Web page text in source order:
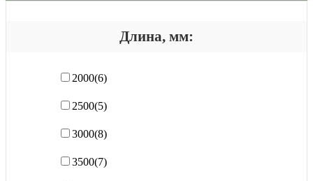
Длина, мм:
2000(6)
2500(5)
3000(8)
3500(7)